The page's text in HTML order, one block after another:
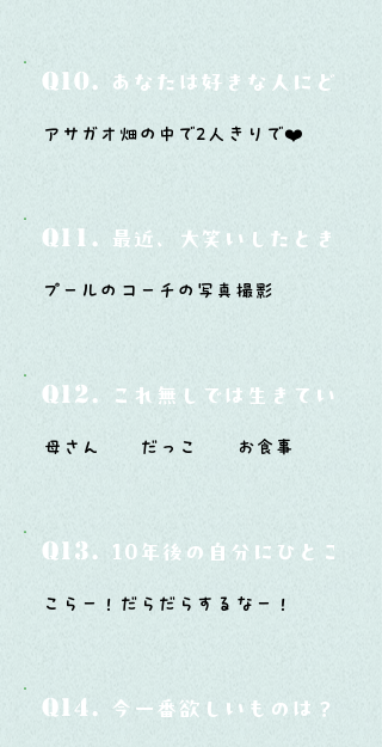
Q10. あなたは好きな人にどう
アサガオ畑の中で2人きりで❤️
Q11. 最近、大笑いしたときはど
プールのコーチの写真撮影
Q12. これ無しでは生きていけ
母さん だっこ お食事
Q13. 10年後の自分にひとこと
こらー！だらだらするなー！
Q14. 今一番欲しいものは？